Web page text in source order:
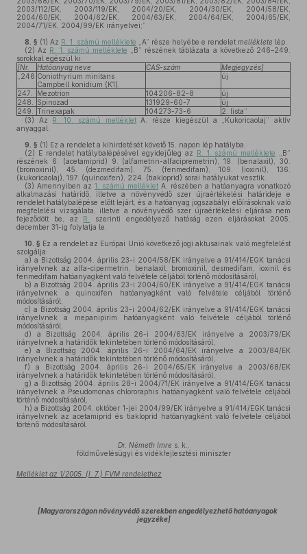
2003/112/EK, 2003/119/EK, 2004/20/EK, 2004/30/EK, 2004/58/EK,
2004/60/EK, 2004/62/EK, 2004/63/EK, 2004/64/EK, 2004/65/EK,
2004/71/EK, 2004/99/EK irányelvei;”
8. § (1) Az R. 1. számú melléklete „A” része helyébe e rendelet melléklete lép.
(2) Az R. 1. számú melléklete „B” részének táblázata a következő 246–249.
sorokkal egészül ki:
[Nr.
Hatóanyag neve CAS-szám
Megjegyzés]
„246 Coniothyrium minitans
Campbell konidium (K1).
új
247. Mezotrion 104206-82-8
új
248.
Spinozad 131929-60-7
új
249.
Trinexapak 104273-73-6
2. lista”
(3) Az R. 10. számú mellékletA. része kiegészül a „Kukoricaolaj” aktív
anyaggal.
9. § (1) Ez a rendelet a kihirdetését követő 15. napon lép hatályba.
(2) E rendelet hatálybalépésével egyidejűleg az R. 1. számú melléklete
„B”
részének 6. (acetamiprid) 9. (alfametrin-alfacipremetrin), 19. (benalaxil), 30.
(bromoxinil), 45. (dezmedifam), 75. (fenmedifam), 109. (ioxinil), 136.
(kukoricaolaj), 197. (quinoxifen), 224. (tiakloprid) sorai hatályukat vesztik.
(3) Amennyiben az 1. számú melléklet A. részében a hatóanyagra vonatkozó
alkalmazási határidő, illetve a növényvédő szer újraértékelési határideje e
rendelet hatálybalépése előtt lejárt, és a hatóanyag jogszabályi előírásoknak való
megfelelési vizsgálata, illetve a növényvédő szer újraértékelési eljárása nem
fejeződött be, az R.
szerinti engedélyező hatóság ezen eljárásokat 2005.
december 31-ig folytatja le.
10. § Ez a rendelet az Európai Unió következő jogi aktusainak való megfelelést
szolgálja:
a) a Bizottság 2004. április 23-i 2004/58/EK irányelve a 91/414/EGK tanácsi
irányelvnek az alfa-cipermetrin, benalaxil, bromoxinil, desmedifam, ioxinil és
fenmedifam hatóanyagként való felvétele céljából történő módosításáról,
b) a Bizottság 2004. április 23-i 2004/60/EK irányelve a 91/414/EGK tanácsi
irányelvnek a quinoxifen hatóanyagként való felvétele céljából történő
módosításáról,
c) a Bizottság 2004. április 23-i 2004/62/EK irányelve a 91/414/EGK tanácsi
irányelvnek a mepanipirim hatóanyagként való felvétele céljából történő
módosításáról,
d) a Bizottság 2004. április 26-i 2004/63/EK irányelve a 2003/79/EK
irányelvnek a határidők tekintetében történő módosításáról,
e) a Bizottság 2004. április 26-i 2004/64/EK irányelve a 2003/84/EK
irányelvnek a határidők tekintetében történő módosításáról,
f) a Bizottság 2004. április 26-i 2004/65/EK irányelve a 2003/68/EK
irányelvnek a határidők tekintetében történő módosításáról,
g) a Bizottság 2004. április 28-i 2004/71/EK irányelve a 91/414/EGK tanácsi
irányelvnek a Pseudomonas chlororaphis hatóanyagként való felvétele céljából
történő módosításáról,
h) a Bizottság 2004. október 1-jei 2004/99/EK irányelve a 91/414/EGK tanácsi
irányelvnek az acetamiprid és tiakloprid hatóanyagként való felvétele céljából
történő módosításáról.
Dr. Németh Imre s. k.,
földművelésügyi és vidékfejlesztési miniszter
Melléklet az 1/2005. (I. 7.) FVM rendelethez
[Magyarországon növényvédő szerekben engedélyezhető hatóanyagok
jegyzéke]